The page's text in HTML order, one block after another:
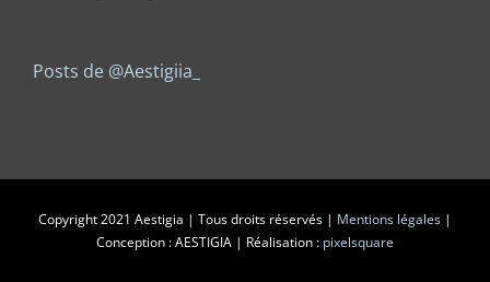
Posts de @Aestigiia_
Copyright 2021 Aestigia | Tous droits réservés | Mentions légales |
Conception : AESTIGIA | Réalisation : pixelsquare